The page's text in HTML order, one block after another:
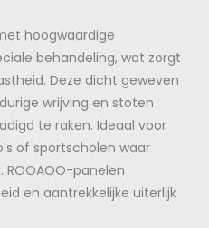
hoogwaardige
behandeling, wat zorgt
Deze dicht geweven
wrijving en stoten
te raken. Ideaal voor
of sportscholen waar
panelen
en aantrekkelijke uiterlijk